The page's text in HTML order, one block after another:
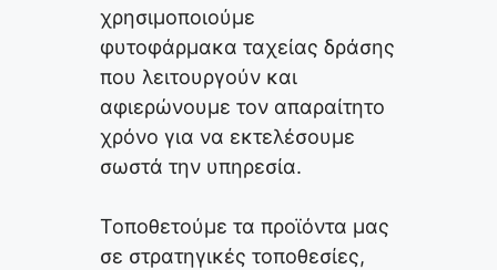
χρησιμοποιούμε
φυτοφάρμακα ταχείας δράσης
που λειτουργούν και
αφιερώνουμε τον απαραίτητο
χρόνο για να εκτελέσουμε
σωστά την υπηρεσία.
Τοποθετούμε τα προϊόντα μας
σε στρατηγικές τοποθεσίες,